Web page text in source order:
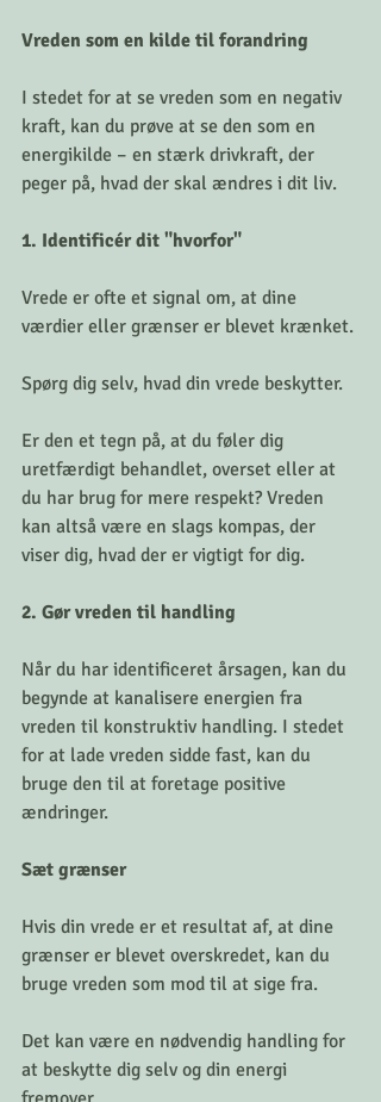
Vreden som en kilde til forandring
I stedet for at se vreden som en negativ
kraft, kan du prøve at se den som en
energikilde – en stærk drivkraft, der
peger på, hvad der skal ændres i dit liv.
1. Identificér dit "hvorfor"
Vrede er ofte et signal om, at dine
værdier eller grænser er blevet krænket.
Spørg dig selv, hvad din vrede beskytter.
Er den et tegn på, at du føler dig
uretfærdigt behandlet, overset eller at
du har brug for mere respekt? Vreden
kan altså være en slags kompas, der
viser dig, hvad der er vigtigt for dig.
2. Gør vreden til handling
Når du har identificeret årsagen, kan du
begynde at kanalisere energien fra
vreden til konstruktiv handling. I stedet
for at lade vreden sidde fast, kan du
bruge den til at foretage positive
ændringer.
Sæt grænser
Hvis din vrede er et resultat af, at dine
grænser er blevet overskredet, kan du
bruge vreden som mod til at sige fra.
Det kan være en nødvendig handling for
at beskytte dig selv og din energi